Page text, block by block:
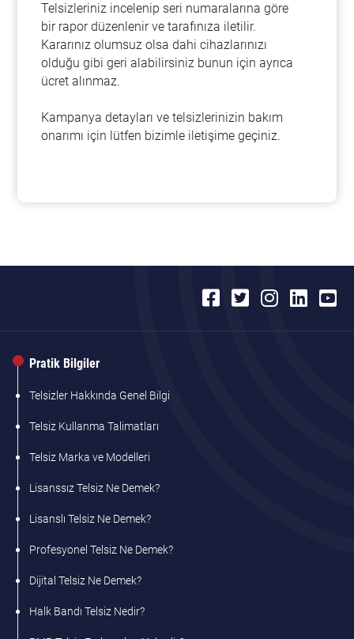
Telsizleriniz incelenip seri numaralarına göre
bir rapor düzenlenir ve tarafınıza iletilir.
Kararınız olumsuz olsa dahi cihazlarınızı
olduğu gibi geri alabilirsiniz bunun için ayrıca
ücret alınmaz.
Kampanya detayları ve telsizlerinizin bakım
onarımı için lütfen bizimle iletişime geçiniz.
Pratik Bilgiler
Telsizler Hakkında Genel Bilgi
Telsiz Kullanma Talimatları
Telsiz Marka ve Modelleri
Lisanssız Telsiz Ne Demek?
Lisanslı Telsiz Ne Demek?
Profesyonel Telsiz Ne Demek?
Dijital Telsiz Ne Demek?
Halk Bandı Telsiz Nedir?